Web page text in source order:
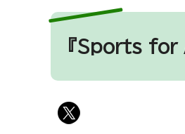
『Sports for